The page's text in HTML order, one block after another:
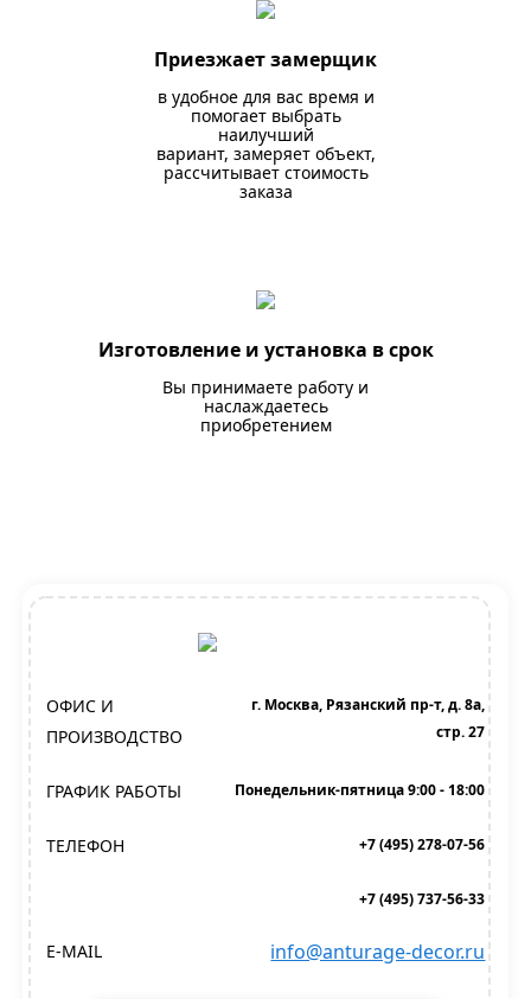
Приезжает замерщик
в удобное для вас время и
помогает выбрать
наилучший
вариант, замеряет объект,
рассчитывает стоимость
заказа
Изготовление и установка в срок
Вы принимаете работу и
наслаждаетесь
приобретением
ОФИС И
ПРОИЗВОДСТВО
г. Москва, Рязанский пр-т, д. 8а,
стр. 27
ГРАФИК РАБОТЫ Понедельник-пятница 9:00 - 18:00
ТЕЛЕФОН +7 (495) 278-07-56
+7 (495) 737-56-33
E-MAIL info@anturage-decor.ru